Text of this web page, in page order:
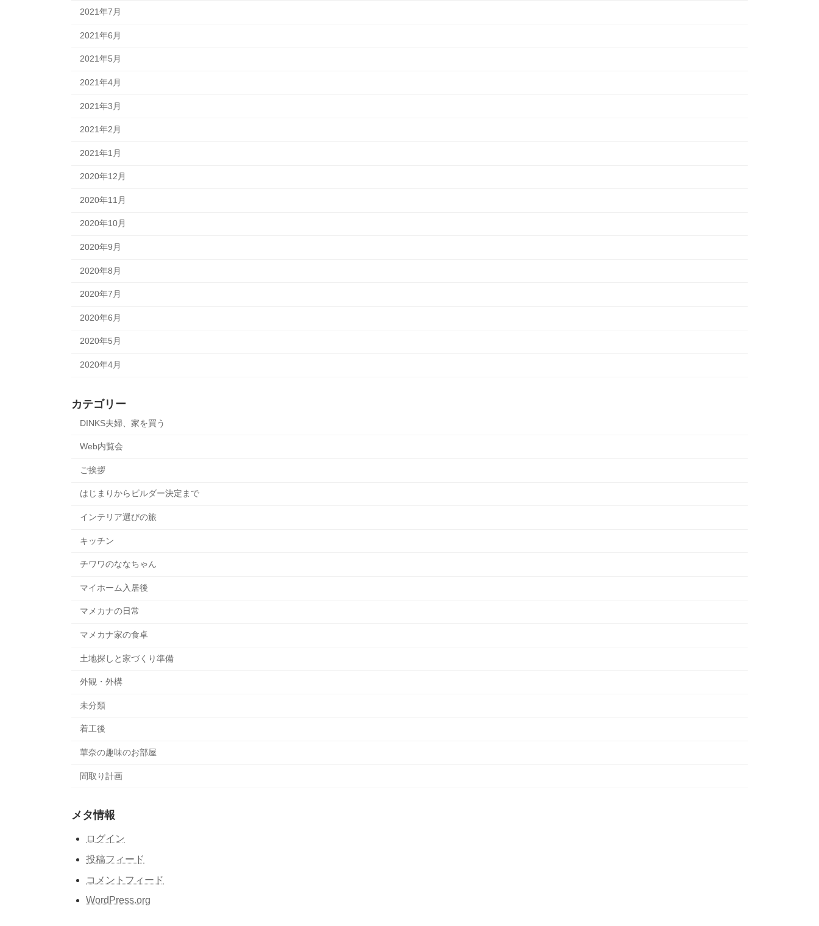
2021年7月
2021年6月
2021年5月
2021年4月
2021年3月
2021年2月
2021年1月
2020年12月
2020年11月
2020年10月
2020年9月
2020年8月
2020年7月
2020年6月
2020年5月
2020年4月
カテゴリー
DINKS夫婦、家を買う
Web内覧会
ご挨拶
はじまりからビルダー決定まで
インテリア選びの旅
キッチン
チワワのななちゃん
マイホーム入居後
マメカナの日常
マメカナ家の食卓
土地探しと家づくり準備
外観・外構
未分類
着工後
華奈の趣味のお部屋
間取り計画
メタ情報
ログイン
投稿フィード
コメントフィード
WordPress.org